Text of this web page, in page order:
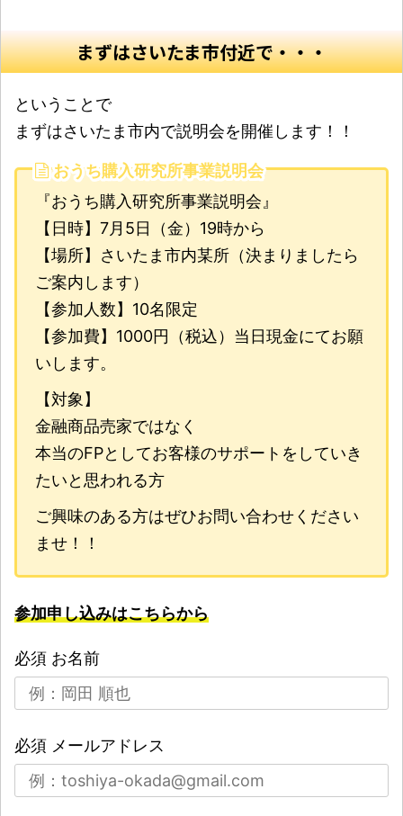
まずはさいたま市付近で・・・
ということで
まずはさいたま市内で説明会を開催します！！
おうち購入研究所事業説明会
『おうち購入研究所事業説明会』
【日時】7月5日（金）19時から
【場所】さいたま市内某所（決まりましたら
ご案内します）
【参加人数】10名限定
【参加費】1000円（税込）当日現金にてお願
いします。
【対象】
金融商品売家ではなく
本当のFPとしてお客様のサポートをしていき
たいと思われる方
ご興味のある方はぜひお問い合わせください
ませ！！
参加申し込みはこちらから
必須 お名前
必須 メールアドレス